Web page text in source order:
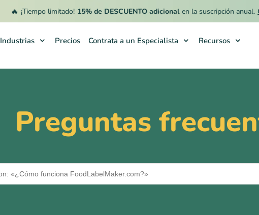
¡Tiempo limitado! 15% de DESCUENTO adicional en la suscripción anual.
Industrias Precios Contrata a un Especialista Recursos
Preguntas